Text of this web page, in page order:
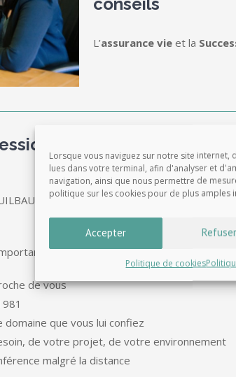
Lorsque vous naviguez sur notre site
lues dans votre terminal, afin d'analyser et
navigation, ainsi que nous permettre de
politique sur les cookies pour de plus amples
Accepter Refuser
Politique de cookies
L’assurance vieet la
– Choisir un notaire
MALAMUD MERCIER MOUSSAY
sur plus d’un critère :
de vous
que vous lui confiez
de votre projet, de votre environnement
malgré la distance